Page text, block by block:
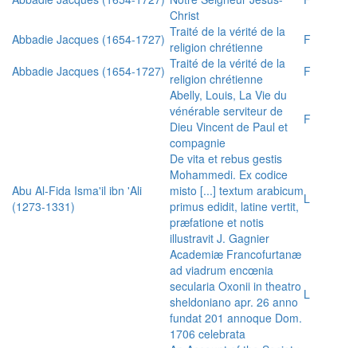
Christ
Abbadie Jacques (1654-1727) Traité de la vérité de la
religion chrétienne
F
Abbadie Jacques (1654-1727) Traité de la vérité de la
religion chrétienne
F
Abelly, Louis, La Vie du
vénérable serviteur de
Dieu Vincent de Paul et
compagnie
F
Abu Al-Fida Isma'il ibn 'Ali
(1273-1331)
De vita et rebus gestis
Mohammedi. Ex codice
misto [...] textum arabicum
primus edidit, latine vertit,
præfatione et notis
illustravit J. Gagnier
L
Academiæ Francofurtanæ
ad viadrum encœnia
secularia Oxonii in theatro
sheldoniano apr. 26 anno
fundat 201 annoque Dom.
1706 celebrata
L